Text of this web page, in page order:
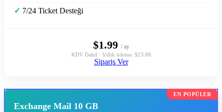
✓ 7/24 Ticket Desteği
$1.99 / ay
KDV Dahil · Yıllık ödeme: $23.88
Sipariş Ver
EN POPÜLER
Exchange Mail 10 GB